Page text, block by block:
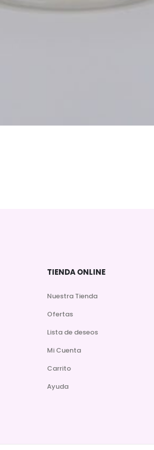
TIENDA ONLINE
Nuestra Tienda
Ofertas
Lista de deseos
Mi Cuenta
Carrito
Ayuda